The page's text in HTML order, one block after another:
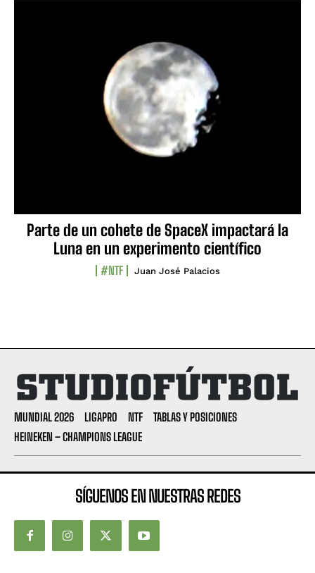
Parte de un cohete de SpaceX impactará la
Luna en un experimento científico
#NTF Juan José Palacios
MUNDIAL 2026 LIGAPRO NTF
TABLAS Y POSICIONES
HEINEKEN – CHAMPIONS LEAGUE
SÍGUENOS EN NUESTRAS REDES